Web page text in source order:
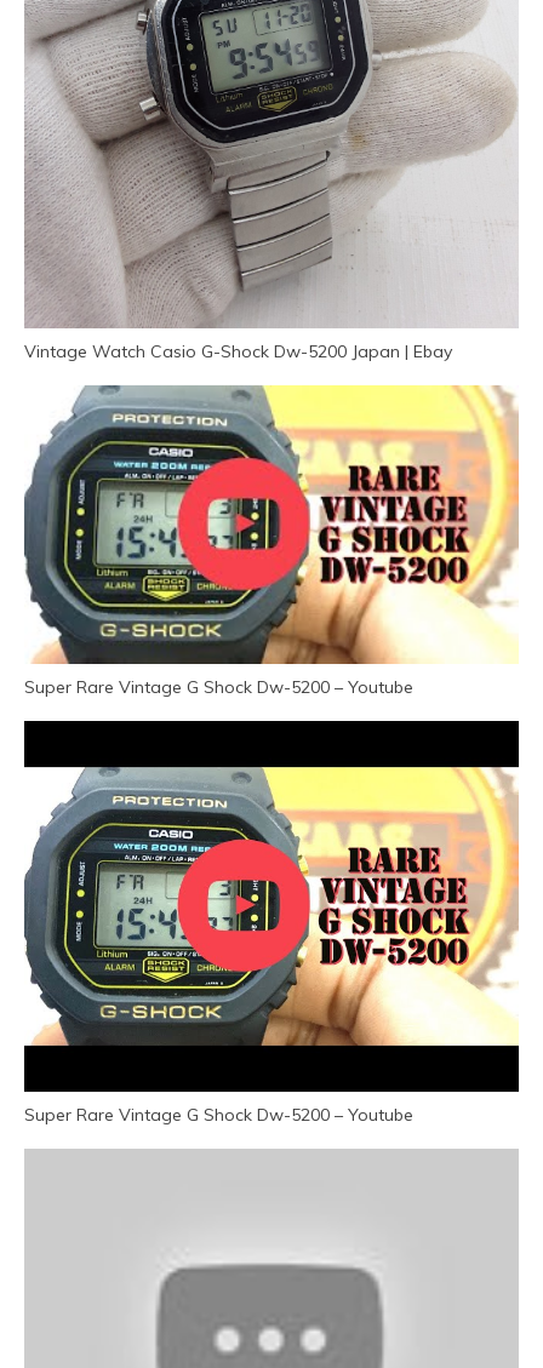
Vintage Watch Casio G-Shock Dw-5200 Japan | Ebay
Super Rare Vintage G Shock Dw-5200 – Youtube
Super Rare Vintage G Shock Dw-5200 – Youtube